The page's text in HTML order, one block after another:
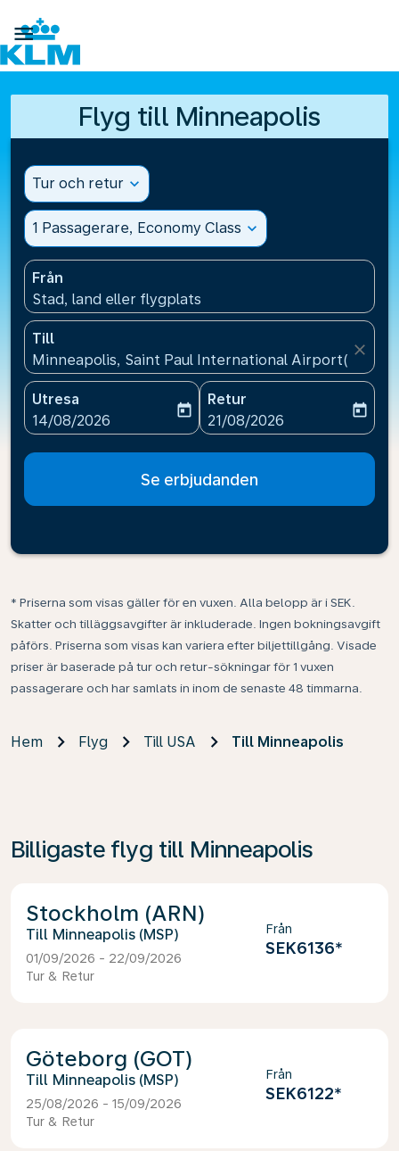

Flyg till Minneapolis
Tur och retur expand_more
1 Passagerare, Economy Class expand_more
Från
Stad, land eller flygplats
Till
Minneapolis, Saint Paul International Airport(MSP),
close
Utresa
fc-booking-departure-date-aria-label
14/08/2026
today
Retur
fc-booking-return-date-
21/08/2026
today
Se erbjudanden
* Priserna som visas gäller för en vuxen. Alla belopp är i SEK.
Skatter och tilläggsavgifter är inkluderade. Ingen bokningsavgift
påförs. Priserna som visas kan variera efter biljettillgång. Visade
priser är baserade på tur och retur-sökningar för 1 vuxen
passagerare och har samlats in inom de senaste 48 timmarna.
Hem Flyg Till USA Till Minneapolis
Billigaste flyg till Minneapolis
Stockholm (ARN)
Minneapolis (MSP)
01/09/2026 - 22/09/2026
Tur & Retur
Från
SEK6136*
Göteborg (GOT)
Minneapolis (MSP)
25/08/2026 - 15/09/2026
Tur & Retur
Från
SEK6122*